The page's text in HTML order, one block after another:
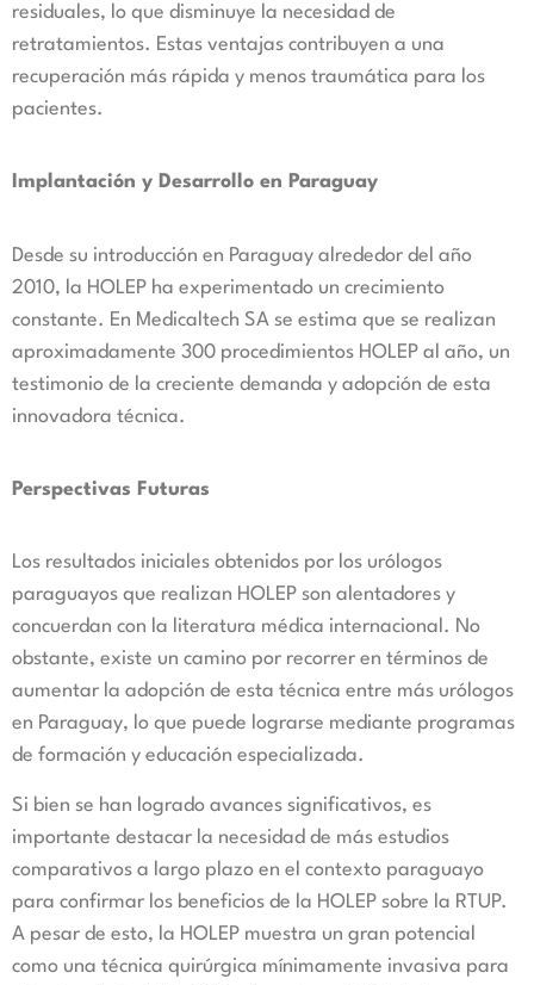
residuales, lo que disminuye la necesidad de
retratamientos. Estas ventajas contribuyen a una
recuperación más rápida y menos traumática para los
pacientes.
Implantación y Desarrollo en Paraguay
Desde su introducción en Paraguay alrededor del año
2010, la HOLEP ha experimentado un crecimiento
constante. En Medicaltech SA se estima que se realizan
aproximadamente 300 procedimientos HOLEP al año, un
testimonio de la creciente demanda y adopción de esta
innovadora técnica.
Perspectivas Futuras
Los resultados iniciales obtenidos por los urólogos
paraguayos que realizan HOLEP son alentadores y
concuerdan con la literatura médica internacional. No
obstante, existe un camino por recorrer en términos de
aumentar la adopción de esta técnica entre más urólogos
en Paraguay, lo que puede lograrse mediante programas
de formación y educación especializada.
Si bien se han logrado avances significativos, es
importante destacar la necesidad de más estudios
comparativos a largo plazo en el contexto paraguayo
para confirmar los beneficios de la HOLEP sobre la RTUP.
A pesar de esto, la HOLEP muestra un gran potencial
como una técnica quirúrgica mínimamente invasiva para